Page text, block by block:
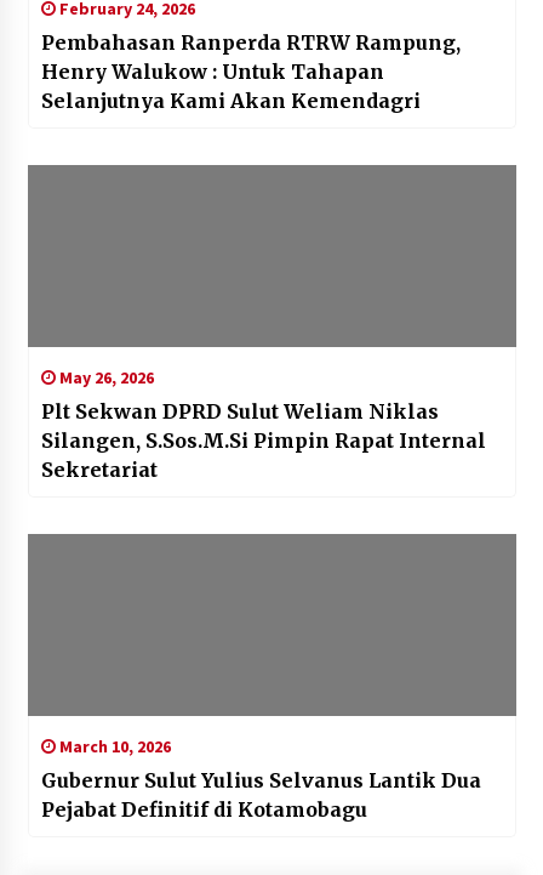
February 24, 2026
Pembahasan Ranperda RTRW Rampung,
Henry Walukow : Untuk Tahapan
Selanjutnya Kami Akan Kemendagri
May 26, 2026
Plt Sekwan DPRD Sulut Weliam Niklas
Silangen, S.Sos.M.Si Pimpin Rapat Internal
Sekretariat
March 10, 2026
Gubernur Sulut Yulius Selvanus Lantik Dua
Pejabat Definitif di Kotamobagu